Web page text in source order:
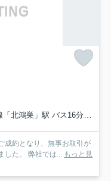
」駅 バス16分 埼玉県鴻巣市「宮登神社入口」 停歩2分
成約となり、無事お取引が
した。 弊社では... もっと見